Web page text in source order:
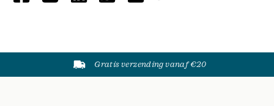
Gratis verzending vanaf €20